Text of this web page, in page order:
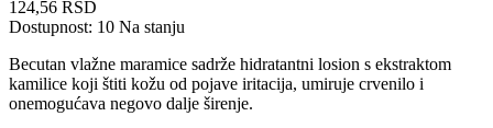
Cena
124,56 RSD
Dostupnost: 10 Na stanju
Becutan vlažne maramice sadrže hidratantni losion s ekstraktom
kamilice koji štiti kožu od pojave iritacija, umiruje crvenilo i
onemogućava negovo dalje širenje.